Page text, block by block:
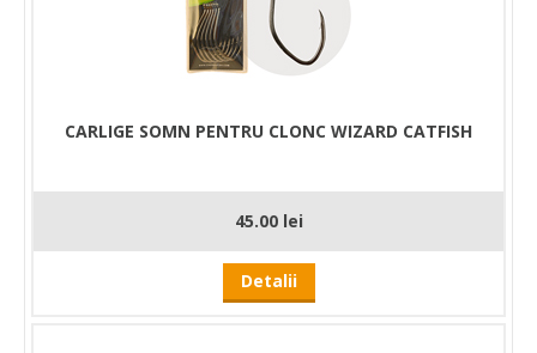
CARLIGE SOMN PENTRU CLONC WIZARD CATFISH
45.00 lei
Detalii